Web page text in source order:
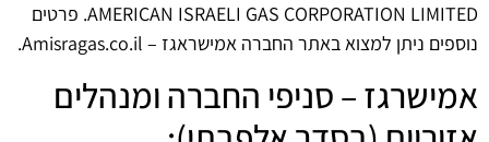
AMERICAN ISRAELI GAS CORPORATION LIMITED. פרטים
נוספים ניתן למצוא באתר החברה אמישראגז – Amisragas.co.il.
אמישרגז – סניפי החברה ומנהלים